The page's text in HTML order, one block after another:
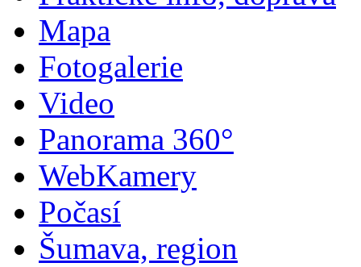
Mapa
Fotogalerie
Video
Panorama 360°
WebKamery
Počasí
Šumava, region